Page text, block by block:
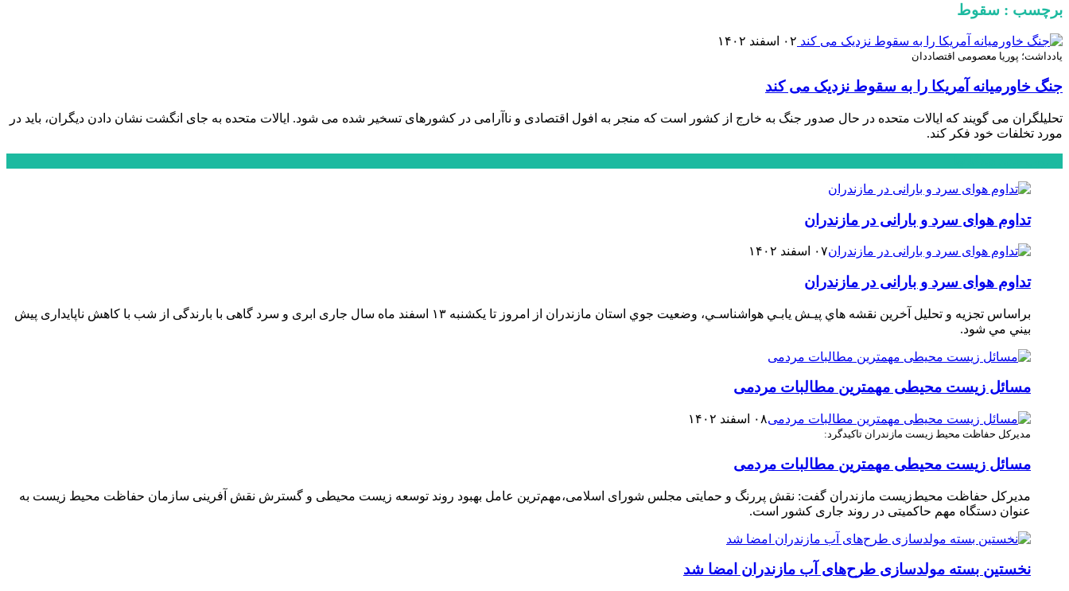
برچسب : سقوط
۰۲ اسفند ۱۴۰۲
یادداشت؛ پوریا معصومی اقتصاددان
جنگ خاورمیانه آمریکا را به سقوط نزدیک می کند
تحلیلگران می گویند که ایالات متحده در حال صدور جنگ به خارج از کشور است که منجر به افول اقتصادی و ناآرامی در کشورهای تسخیر شده می شود. ایالات متحده به جای انگشت نشان دادن دیگران، باید در
مورد تخلفات خود فکر کند.
تداوم هوای سرد و بارانی در مازندران
۰۷ اسفند ۱۴۰۲
تداوم هوای سرد و بارانی در مازندران
براساس تجزیه و تحلیل آخرین نقشه هاي پيـش يابـي هواشناسـي، وضعيت جوي استان مازندران از امروز تا یکشنبه ۱۳ اسفند ماه سال جاری ابری و سرد گاهی با بارندگی از شب با کاهش ناپایداری پيش
‏بيني مي‏ شود.
مسائل زیست محیطی مهمترین مطالبات مردمی
۰۸ اسفند ۱۴۰۲
مدیرکل حفاظت محیط زیست مازندران تاکید‌گرد:
مسائل زیست محیطی مهمترین مطالبات مردمی
مدیرکل حفاظت محیط‌زیست مازندران گفت: نقش پررنگ و حمایتی مجلس شورای اسلامی،مهم‌ترین عامل بهبود روند توسعه زیست محیطی و گسترش نقش آفرینی سازمان حفاظت محیط زیست به
عنوان دستگاه مهم حاکمیتی در روند جاری کشور است.
نخستین بسته مولدسازی طرح‌های آب مازندران امضا شد